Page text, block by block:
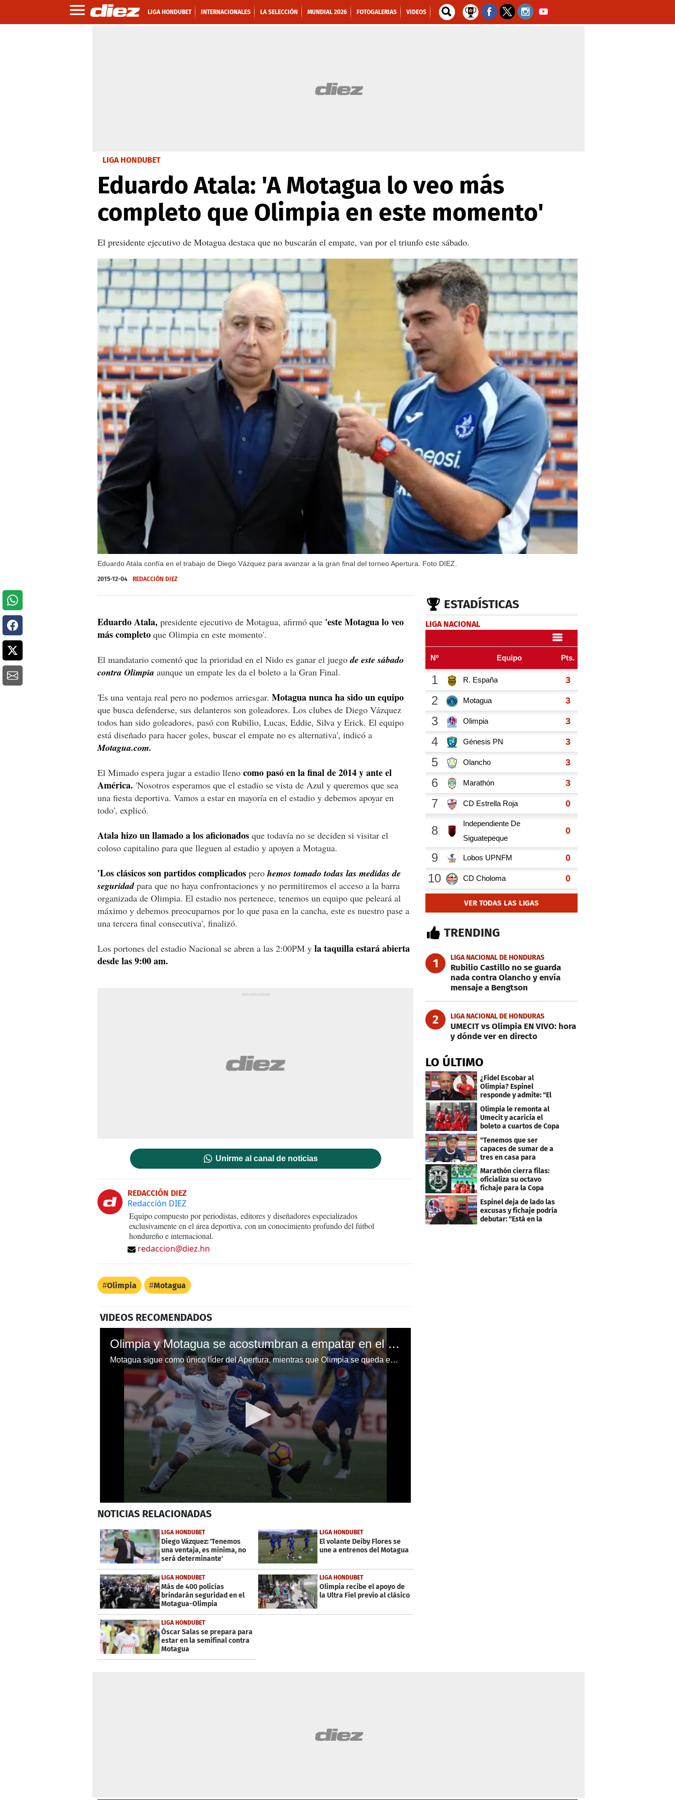
LIGA HONDUBET INTERNACIONALES LA SELECCIÓN MUNDIAL 2026 FOTOGALERIAS VIDEOS
LIGA HONDUBET
Eduardo Atala: 'A Motagua lo veo más
completo que Olimpia en este momento'
El presidente ejecutivo de Motagua destaca que no buscarán el empate, van por el triunfo este sábado.
Eduardo Atala confía en el trabajo de Diego Vázquez para avanzar a la gran final del torneo Apertura. Foto DIEZ.
X
2015-12-04 REDACCIÓN DIEZ
Eduardo Atala, presidente ejecutivo de Motagua, afirmó que 'este Motagua lo veo
más completo que Olimpia en este momento'.
El mandatario comentó que la prioridad en el Nido es ganar el juegode este sábado
contra Olimpia aunque un empate les da el boleto a la Gran Final.
'Es una ventaja real pero no podemos arriesgar. Motagua nunca ha sido un equipo
que busca defenderse, sus delanteros son goleadores. Los clubes de Diego Vázquez
todos han sido goleadores, pasó con Rubilio, Lucas, Eddie, Silva y Erick. El equipo
está diseñado para hacer goles, buscar el empate no es alternativa', indicó a
Motagua.com.
El Mimado espera jugar a estadio lleno como pasó en la final de 2014 y ante el
América. 'Nosotros esperamos que el estadio se vista de Azul y queremos que sea
una fiesta deportiva. Vamos a estar en mayoría en el estadio y debemos apoyar en
todo', explicó.
Atala hizo un llamado a los aficionados que todavía no se deciden si visitar el
coloso capitalino para que lleguen al estadio y apoyen a Motagua.
'Los clásicos son partidos complicados pero hemos tomado todas las medidas de
seguridadpara que no haya confrontaciones y no permitiremos el acceso a la barra
organizada de Olimpia. El estadio nos pertenece, tenemos un equipo que peleará al
máximo y debemos preocuparnos por lo que pasa en la cancha, este es nuestro pase a
una tercera final consecutiva', finalizó.
Los portones del estadio Nacional se abren a las 2:00PM y la taquilla estará abierta
desde las 9:00 am.
Unirme al canal de noticias
REDACCIÓN DIEZ
Redacción DIEZ
Equipo compuesto por periodistas, editores y diseñadores especializados
exclusivamente en el área deportiva, con un conocimiento profundo del fútbol
hondureño e internacional.
redaccion@diez.hn
Olimpia Motagua
VIDEOS RECOMENDADOS
Olimpia y Motagua se acostumbran a empatar en el clásico capitalino
Motagua sigue como único líder del Apertura, mientras que Olimpia se queda en la cuarta posición
seconds
1
minute,
15
secondsVolume
0%
NOTICIAS RELACIONADAS
LIGA HONDUBET
Diego Vázquez: 'Tenemos
una ventaja, es mínima, no
será determinante'
LIGA HONDUBET
El volante Deiby Flores se
une a entrenos del Motagua
LIGA HONDUBET
Más de 400 policías
brindarán seguridad en el
Motagua-Olimpia
LIGA HONDUBET
Olimpia recibe el apoyo de
la Ultra Fiel previo al clásico
LIGA HONDUBET
Óscar Salas se prepara para
estar en la semifinal contra
Motagua
ESTADÍSTICAS
LIGA NACIONAL
VER TODAS LAS LIGAS
TRENDING
1 LIGA NACIONAL DE HONDURAS
Rubilio Castillo no se guarda
nada contra Olancho y envía
mensaje a Bengtson
2 LIGA NACIONAL DE HONDURAS
UMECIT vs Olimpia EN VIVO: hora
y dónde ver en directo
LO ÚLTIMO
¿Fidel Escobar al
Olimpia? Espinel
responde y admite: "El
resultado fue corto"
Olimpia le remonta al
Umecit y acaricia el
boleto a cuartos de Copa
"Tenemos que ser
capaces de sumar de a
tres en casa para
asegurar la
clasificación"
Marathón cierra filas:
oficializa su octavo
fichaje para la Copa
Centroamericana
Espinel deja de lado las
excusas y fichaje podría
debutar: "Está en la